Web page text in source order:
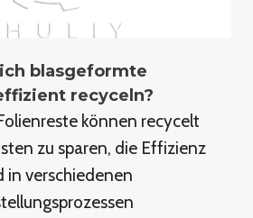
blasgeformte
recyceln?
können recycelt
zu sparen, die Effizienz
in verschiedenen